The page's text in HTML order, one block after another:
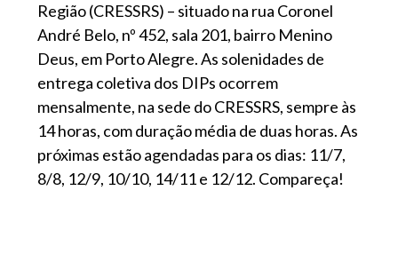
Região (CRESSRS) – situado na rua Coronel
André Belo, nº 452, sala 201, bairro Menino
Deus, em Porto Alegre. As solenidades de
entrega coletiva dos DIPs ocorrem
mensalmente, na sede do CRESSRS, sempre às
14 horas, com duração média de duas horas. As
próximas estão agendadas para os dias: 11/7,
8/8, 12/9, 10/10, 14/11 e 12/12. Compareça!